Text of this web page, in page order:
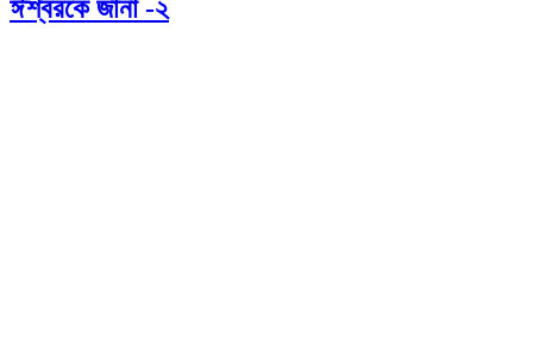
ঈশ্বরকে জানা -২